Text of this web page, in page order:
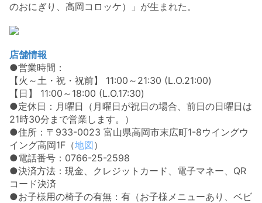
のおにぎり、高岡コロッケ）」が生まれた。
店舗情報
●営業時間：
【火～土・祝・祝前】 11:00～21:30 (L.O.21:00)
【日】 11:00～18:00 (L.O.17:30)
●定休日：月曜日（月曜日が祝日の場合、前日の日曜日は
21時30分まで営業します。）
●住所：〒933-0023 富山県高岡市末広町1-8ウイングウ
イング高岡1F（地図）
●電話番号：0766-25-2598
●決済方法：現金、クレジットカード、電子マネー、QR
コード決済
●お子様用の椅子の有無：有（お子様メニューあり、ベビ